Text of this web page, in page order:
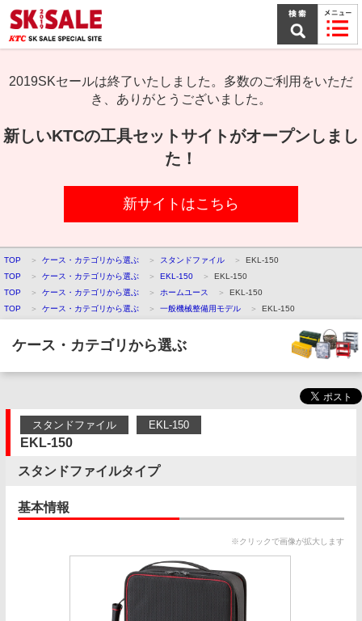
文
ま
で
キ2019SKセールは終了いたしました。多数のご利用をいただ
き、ありがとうございました。
新しいKTCの工具セットサイトがオープンしまし
た！
新サイトはこちら
TOP ケース・カテゴリから選ぶ スタンドファイル
EKL-150
TOP
ケース・カテゴリから選ぶ EKL-150
EKL-150
TOP
ケース・カテゴリから選ぶ ホームユース
EKL-150
TOP
ケース・カテゴリから選ぶ 一般機械整備用モデル EKL-150
ケース・カテゴリから選ぶ
スタンドファイル EKL-150
EKL-150
スタンドファイルタイプ
基本情報
※クリックで画像が拡大します